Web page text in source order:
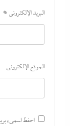
البريد الإلكتروني *
الموقع الإلكتروني
احفظ اسمي،
29 يوليو، 2026